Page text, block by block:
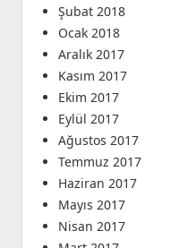
Şubat 2018
Ocak 2018
Aralık 2017
Kasım 2017
Ekim 2017
Eylül 2017
Ağustos 2017
Temmuz 2017
Haziran 2017
Mayıs 2017
Nisan 2017